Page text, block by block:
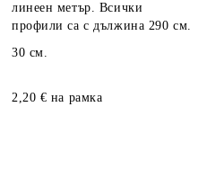
линеен метър. Всички
профили са с дължина 290 см.
30 см.
2,20 € на рамка